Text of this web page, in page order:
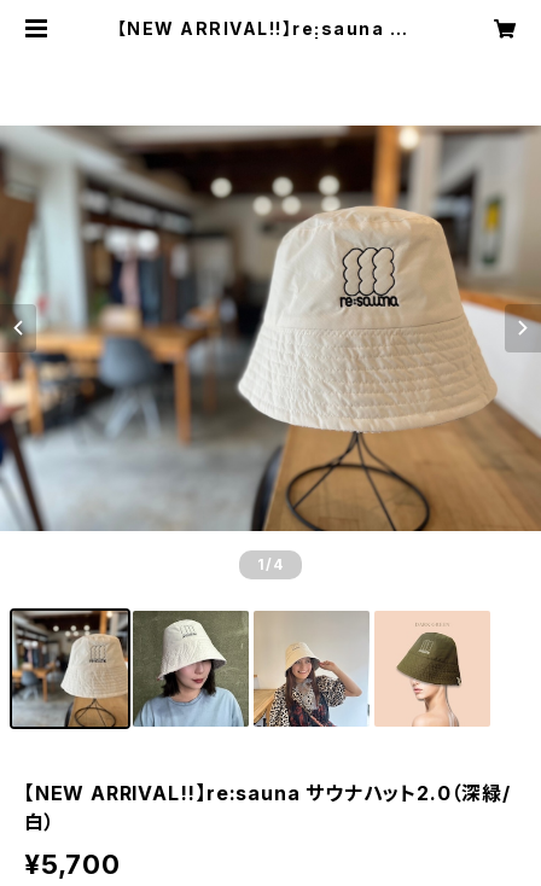
【NEW ARRIVAL!!】re:sauna サウ
1 /4
【NEW ARRIVAL!!】re:sauna サウナハット2.0（深緑/
白）
¥5,700